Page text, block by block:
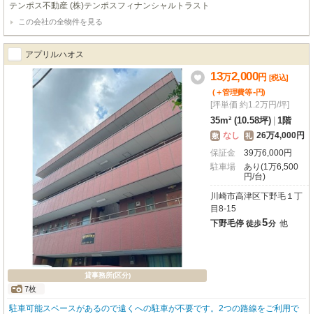
テンポス不動産 (株)テンポスフィナンシャルトラスト
この会社の全物件を見る
アプリルハオス
貸事務所(区分)
7枚
13万2,000円 [税込]
(＋管理費等-円)
[坪単価 約1.2万円/坪]
35m² (10.58坪) 1階
敷 なし 礼 26万4,000円
保証金
39万6,000円
駐車場
あり(1万6,500
円/台)
川崎市高津区下野毛１丁
目8-15
下野毛停 徒歩5分 他
駐車可能スペースがあるので遠くへの駐車が不要です。2つの路線をご利用で